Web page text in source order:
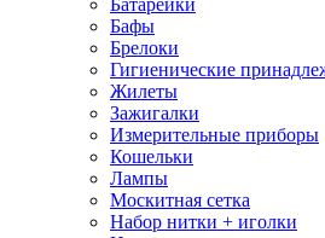
Батарейки
Бафы
Брелоки
Гигиенические
Жилеты
Зажигалки
Измерительные приборы
Кошельки
Лампы
Москитная сетка
Набор нитки + иголки